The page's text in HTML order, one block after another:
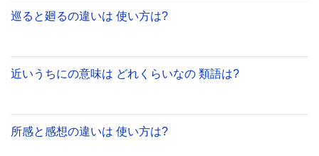
巡ると廻るの違いは 使い方は?
近いうちにの意味は どれくらいなの 類語は?
所感と感想の違いは 使い方は?